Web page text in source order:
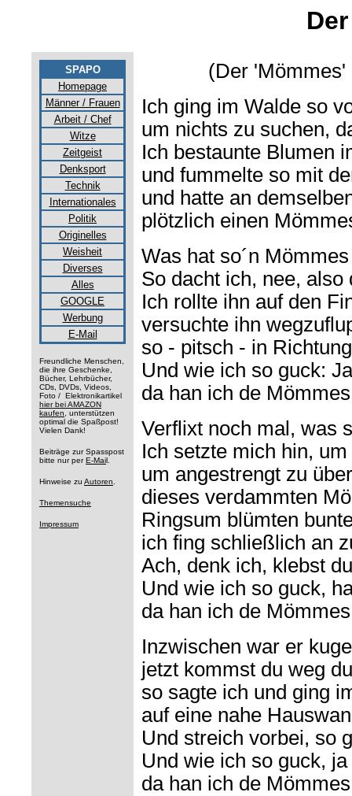
SPAPO
Homepage
Männer / Frauen
Arbeit / Chef
Witze
Zeitgeist
Denksport
Technik
Internationales
Politik
Originelles
Weisheit
Diverses
Alles
GOOGLE
Werbung
E-Mail
Freundliche Menschen,
die ihre Geschenke,
Bücher, Lehrbücher,
CDs, DVDs, Videos,
Foto / Elektronikartikel
hier bei AMAZON
kaufen, unterstützen
optimal die Spaßpost!
Vielen Dank!
Beiträge zur Spasspost
bitte nur per E-Mai l.
Hinweise zu Autoren.
Themensuche
Impressum
(Der 'Mömmes'
Ich ging im Walde so
um nichts zu suchen,
Ich bestaunte Blumen
und fummelte so mit
und hatte an
plötzlich einen
Was hat so´n
So dacht ich, nee, also
Ich rollte ihn auf den
versuchte ihn
so - pitsch - in
Und wie ich so guck:
da han ich de
Verflixt noch mal, was
Ich setzte mich hin,
um angestrengt zu
dieses verdammten
Ringsum blümten
ich fing schließlich an
Ach, denk ich, klebst
Und wie ich so guck,
da han ich de
Inzwischen war er
jetzt kommst du weg
so sagte ich und ging
auf eine nahe
Und streich vorbei, so
Und wie ich so guck,
da han ich de